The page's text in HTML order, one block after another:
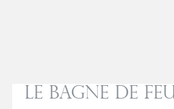
Le bagne de feu